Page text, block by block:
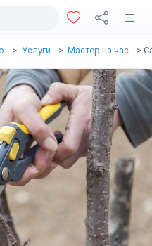
Услуги Мастер на час